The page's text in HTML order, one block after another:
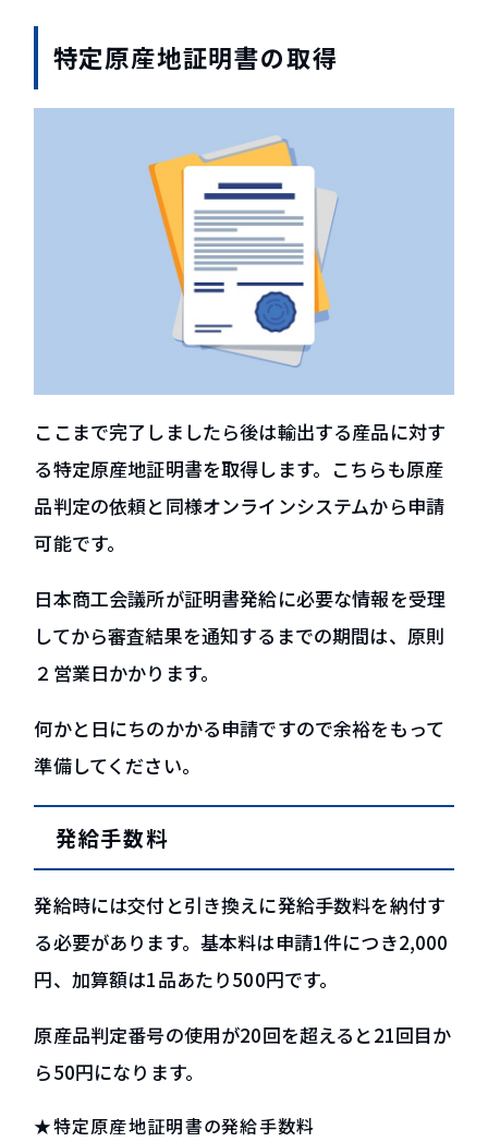
特定原産地証明書の取得
ここまで完了しましたら後は輸出する産品に対す
る特定原産地証明書を取得します。こちらも原産
品判定の依頼と同様オンラインシステムから申請
可能です。
日本商工会議所が証明書発給に必要な情報を受理
してから審査結果を通知するまでの期間は、原則
２営業日かかります。
何かと日にちのかかる申請ですので余裕をもって
準備してください。
発給手数料
発給時には交付と引き換えに発給手数料を納付す
る必要があります。基本料は申請1件につき2,000
円、加算額は1品あたり500円です。
原産品判定番号の使用が20回を超えると21回目か
ら50円になります。
★特定原産地証明書の発給手数料